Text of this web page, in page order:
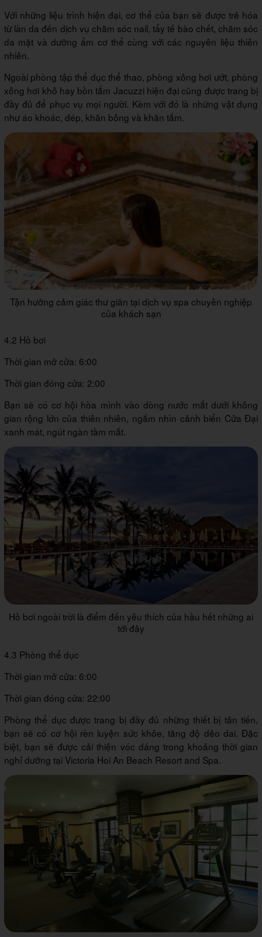
Với những liệu trình hiện đại, cơ thể của bạn sẽ được trẻ hóa
từ làn da đến dịch vụ chăm sóc nail, tẩy tế bào chết, chăm sóc
da mặt và dưỡng ẩm cơ thể cùng với các nguyên liệu thiên
nhiên.
Ngoài phòng tập thể dục thể thao, phòng xông hơi ướt, phòng
xông hơi khô hay bồn tắm Jacuzzi hiện đại cũng được trang bị
đầy đủ để phục vụ mọi người. Kèm với đó là những vật dụng
như áo khoác, dép, khăn bông và khăn tắm.
Tận hưởng cảm giác thư giãn tại dịch vụ spa chuyên nghiệp
của khách sạn
4.2 Hồ bơi
Thời gian mở cửa: 6:00
Thời gian đóng cửa: 2:00
Bạn sẽ có cơ hội hòa mình vào dòng nước mắt dưới không
gian rộng lớn của thiên nhiên, ngắm nhìn cảnh biển Cửa Đại
xanh mát, ngút ngàn tầm mắt.
Hồ bơi ngoài trời là điểm đến yêu thích của hầu hết những ai
tới đây
4.3 Phòng thể dục
Thời gian mở cửa: 6:00
Thời gian đóng cửa: 22:00
Phòng thể dục được trang bị đầy đủ những thiết bị tân tiến,
bạn sẽ có cơ hội rèn luyện sức khỏe, tăng độ dẻo dai. Đặc
biệt, bạn sẽ được cải thiện vóc dáng trong khoảng thời gian
nghỉ dưỡng tại Victoria Hoi An Beach Resort and Spa.